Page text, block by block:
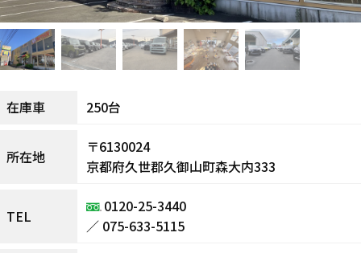
在庫車 250台
所在地
〒6130024
京都府久世郡久御山町森大内333
TEL
0120-25-3440
／ 075-633-5115